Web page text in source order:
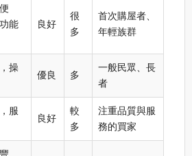
能
良好
很
多
首次購屋者、
年輕族群
操
優良 多
一般民眾、長
者
服
良好
較
多
注重品質與服
務的買家